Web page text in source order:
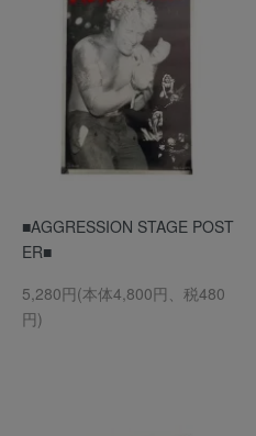
■AGGRESSION STAGE POST
ER■
5,280円(本体4,800円、税480
円)